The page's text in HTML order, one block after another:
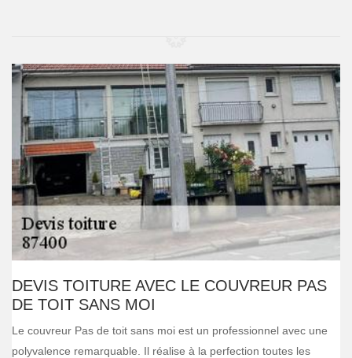
DEVIS TOITURE AVEC LE COUVREUR PAS
DE TOIT SANS MOI
Le couvreur Pas de toit sans moi est un professionnel avec une
polyvalence remarquable. Il réalise à la perfection toutes les